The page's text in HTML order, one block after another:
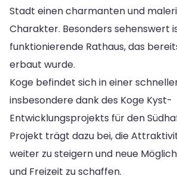
Stadt einen charmanten und
Charakter. Besonders sehenswert
funktionierende Rathaus, das
erbaut wurde.
Koge befindet sich in einer
insbesondere dank des Koge Kyst-
Entwicklungsprojekts für den
Projekt trägt dazu bei, die
weiter zu steigern und neue
und Freizeit zu schaffen.